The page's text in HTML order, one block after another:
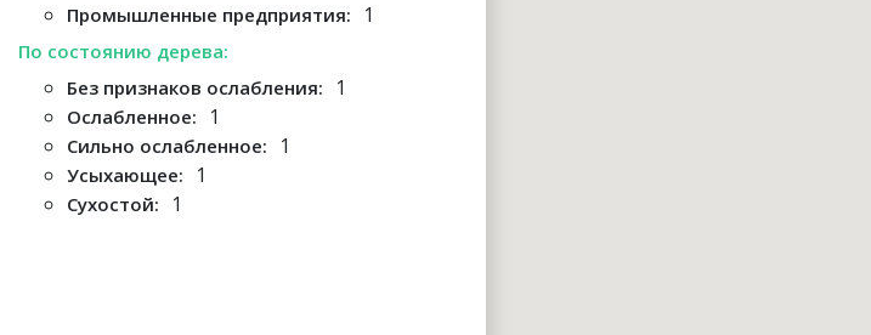
Промышленные предприятия: 1
По состоянию дерева:
Без признаков ослабления:
1
Ослабленное: 1
Сильно ослабленное: 1
Усыхающее: 1
Сухостой: 1